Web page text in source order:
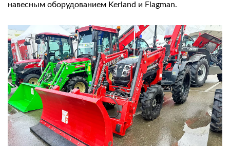
навесным оборудованием Kerland и Flagman.